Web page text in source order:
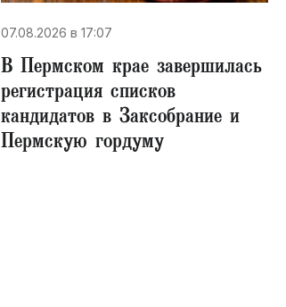
07.08.2026 в 17:07
В Пермском крае завершилась
регистрация списков
кандидатов в Заксобрание и
Пермскую гордуму